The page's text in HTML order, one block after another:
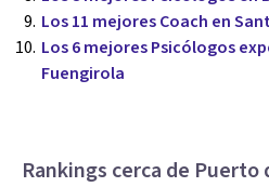
Los 11 mejores Coach en
Los 6 mejores Psicólogos
Fuengirola
Rankings cerca de Puerto